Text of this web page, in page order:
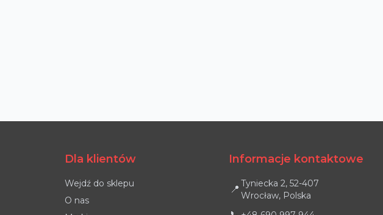
Dla klientów
Wejdź do sklepu
O nas
Informacje kontaktowe
📍 Tyniecka 2, 52-407
Wrocław, Polska